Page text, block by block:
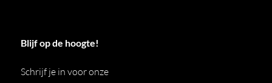
Blijf op de hoogte!
Schrijf je in voor onze